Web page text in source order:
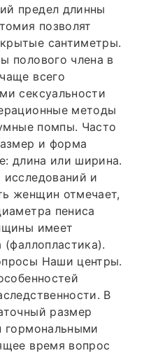
предел длинны
позволят
сантиметры.
полового члена в
всего
сексуальности
методы
помпы. Часто
и форма
длина или ширина.
и
женщин отмечает,
пениса
имеет
(фаллопластика).
Наши центры.
В
размер
гормональными
время вопрос